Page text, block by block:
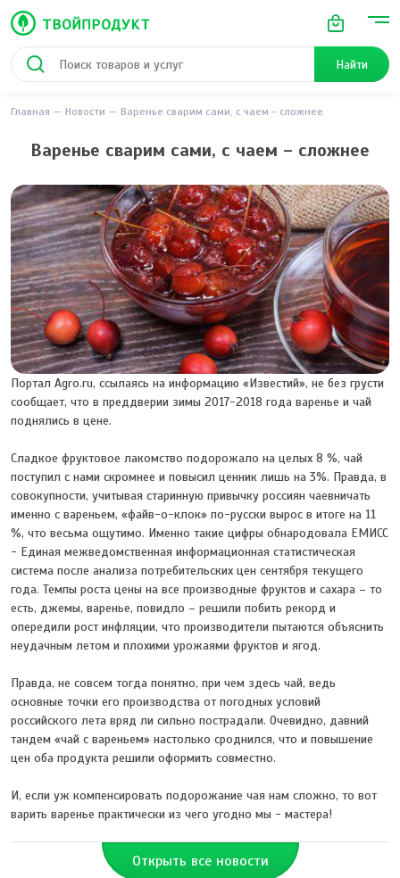
Найти
Главная Новости Варенье сварим сами, с чаем – сложнее
Варенье сварим сами, с чаем – сложнее
Портал Agro.ru, ссылаясь на информацию «Известий», не без грусти
сообщает, что в преддверии зимы 2017-2018 года варенье и чай
поднялись в цене.
Сладкое фруктовое лакомство подорожало на целых 8 %, чай
поступил с нами скромнее и повысил ценник лишь на 3%. Правда, в
совокупности, учитывая старинную привычку россиян чаевничать
именно с вареньем, «файв-о-клок» по-русски вырос в итоге на 11
%, что весьма ощутимо. Именно такие цифры обнародовала ЕМИСС
- Единая межведомственная информационная статистическая
система после анализа потребительских цен сентября текущего
года. Темпы роста цены на все производные фруктов и сахара – то
есть, джемы, варенье, повидло – решили побить рекорд и
опередили рост инфляции, что производители пытаются объяснить
неудачным летом и плохими урожаями фруктов и ягод.
Правда, не совсем тогда понятно, при чем здесь чай, ведь
основные точки его производства от погодных условий
российского лета вряд ли сильно пострадали. Очевидно, давний
тандем «чай с вареньем» настолько сроднился, что и повышение
цен оба продукта решили оформить совместно.
И, если уж компенсировать подорожание чая нам сложно, то вот
варить варенье практически из чего угодно мы - мастера!
Открыть все новости